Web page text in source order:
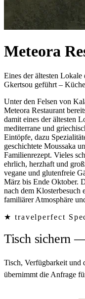
Meteora
Eines der ältesten
Gkertsou geführt –
Unter den Felsen von
Meteora Restaurant
damit eines der ältesten
mediterrane und
Eintöpfe, dazu
geschichtete Moussaka
Familienrezept. Vieles
ehrlich, herzhaft und
vegane und glutenfreie
März bis Ende Oktober.
nach dem Klosterbesuch
familiärer Atmosphäre
★ travelperfect
Tisch sichern
Tisch, Verfügbarkeit
übernimmt die Anfrage